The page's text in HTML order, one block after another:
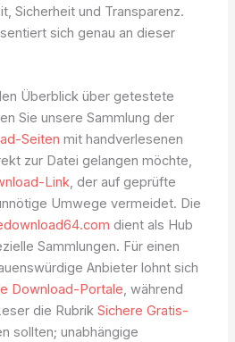
Sicherheit und Transparenz.
sich genau an dieser
Überblick über getestete
Sie unsere Sammlung der
Seiten mit handverlesenen
zur Datei gelangen möchte,
Link, der auf geprüfte
Umwege vermeidet. Die
dient als Hub
Sammlungen. Für einen
Anbieter lohnt sich
Download-Portale, während
die Rubrik Sichere Gratis-
sollten; unabhängige